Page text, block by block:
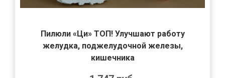
Пилюли «Ци» ТОП! Улучшают работу
желудка, поджелудочной железы,
кишечника